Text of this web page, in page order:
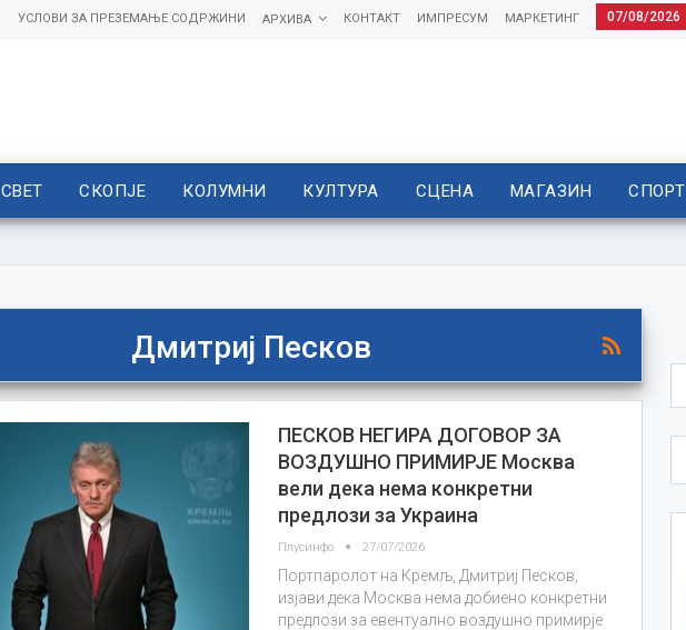
07/08/2026
МАРКЕТИНГ
ИМПРЕСУМ
КОНТАКТ
АРХИВА
УСЛОВИ ЗА ПРЕЗЕМАЊЕ СОДРЖИНИ
СВЕТ СКОПЈЕ КОЛУМНИ КУЛТУРА СЦЕНА МАГАЗИН СПОРТ
Дмитриј Песков
ПЕСКОВ НЕГИРА ДОГОВОР ЗА
ВОЗДУШНО ПРИМИРЈЕ Москва
вели дека нема конкретни
предлози за Украина
Плусинфо 27/07/2026
Портпаролот на Кремљ, Дмитриј Песков,
изјави дека Москва нема добиено конкретни
предлози за евентуално воздушно примирје